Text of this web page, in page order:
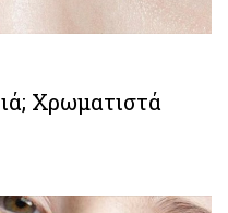
Χρωματιστά